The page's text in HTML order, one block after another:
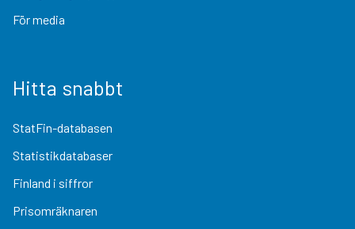
För media
Hitta snabbt
StatFin-databasen
Statistikdatabaser
Finland i siffror
Prisomräknaren